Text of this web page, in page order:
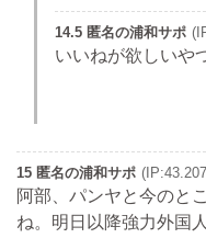
14.5 匿名の浦和サポ
いいねが欲しいや
15 匿名の浦和サポ
阿部、パンヤと今のと
ね。明日以降強力外国